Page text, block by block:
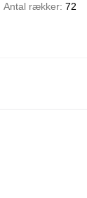
Antal rækker 72